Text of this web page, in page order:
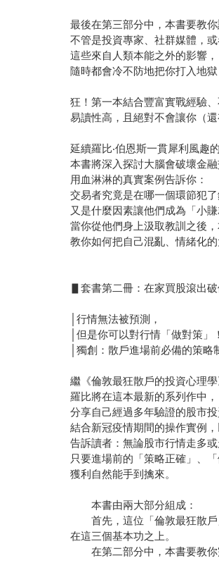
最後在第三部分中，本書要教
不管是投資專家、社群媒體，
這些來自人類本能之外的影響，
隨時都會冷不防地把你打入地獄
狂！第一本結合豐富實戰經驗、
易讀性高，且絕對不會讓你（
延續羅比‧伯恩斯一貫犀利風趣
本書將深入探討大腦會破壞金融
用血淋淋的真實案例告訴你：
交易者究竟是在哪一個環節犯了
又是什麼因素讓他們成為「小
當你從他們身上汲取教訓之後
教你如何把自己混亂、情緒化
▋套書第二冊：在家買股滾出
│行情無法被預測，
│但是你可以對行情「做對策」！
│獨創：散戶進場前必備的策略
繼《倫敦最狂散戶的投資心理學
羅比將在這本最新的系列作中，
分享自己經過多年驗證的股市投
結合新冠疫情期間的操作實例
告訴讀者：無論股市行情走多
只要進場前的「策略正確」、
獲利自然能手到擒來。
本書由兩大部分組成：
首先，這位「倫敦最狂散戶
在這三個基本功之上。
在第二部分中，本書要教你